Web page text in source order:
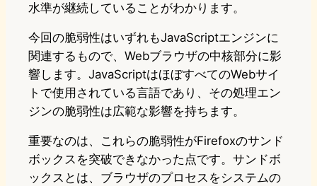
水準が継続していることがわかります。
今回の脆弱性はいずれもJavaScriptエンジンに
関連するもので、Webブラウザの中核部分に影
響します。JavaScriptはほぼすべてのWebサイ
トで使用されている言語であり、その処理エン
ジンの脆弱性は広範な影響を持ちます。
重要なのは、これらの脆弱性がFirefoxのサンド
ボックスを突破できなかった点です。サンドボ
ックスとは、ブラウザのプロセスをシステムの